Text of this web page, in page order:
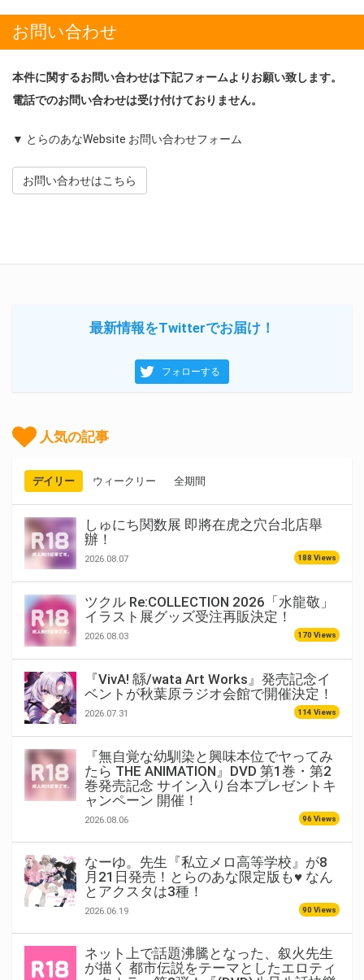
お問い合わせ
本件に関するお問い合わせは下記フォームよりお願い致します。
電話でのお問い合わせは受け付けておりません。
▼ とらのあなWebsite お問い合わせフォーム
お問い合わせはこちら
最新情報をTwitterでお届け！
フォローする
人気の記事
デイリー ウィークリー 全期間
しゅにち関数展 即將在虎之穴台北店舉
辦！
2026.08.07 188 Views
ツクル Re:COLLECTION 2026「水龍敬」
イラスト展グッズ受注再販決定！
2026.08.03 170 Views
『VivA! 緜/wata Art Works』発売記念イ
ベントが秋葉原ラジオ会館で開催決定！
2026.07.31 114 Views
『無自覚な幼馴染と興味本位でヤってみ
たら THE ANIMATION』DVD 第1巻・第2
巻発売記念 サイン入り台本プレゼントキ
ャンペーン 開催！
2026.08.06 96 Views
なーゆ。先生『私立メロ高等学校』が8
月21日発売！とらのあな限定版も♥ なん
とアクスタは3種！
2026.06.19 90 Views
ネット上で話題沸騰となった、叙火先生
が描く 都市伝説をテーマとしたエロティ